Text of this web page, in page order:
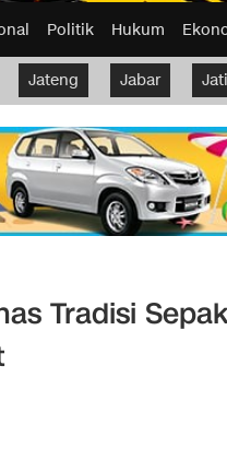
Politik Hukum
Jateng Jabar
Tradisi